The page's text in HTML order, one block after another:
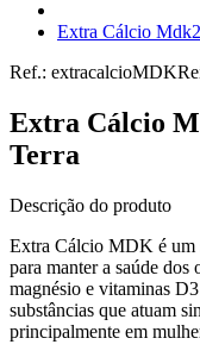
Extra Cálcio
Ref.:
Extra Cálcio
Terra
Descrição do produto
Extra Cálcio MDK é um
para manter a saúde dos
magnésio e vitaminas
substâncias que atuam
principalmente em